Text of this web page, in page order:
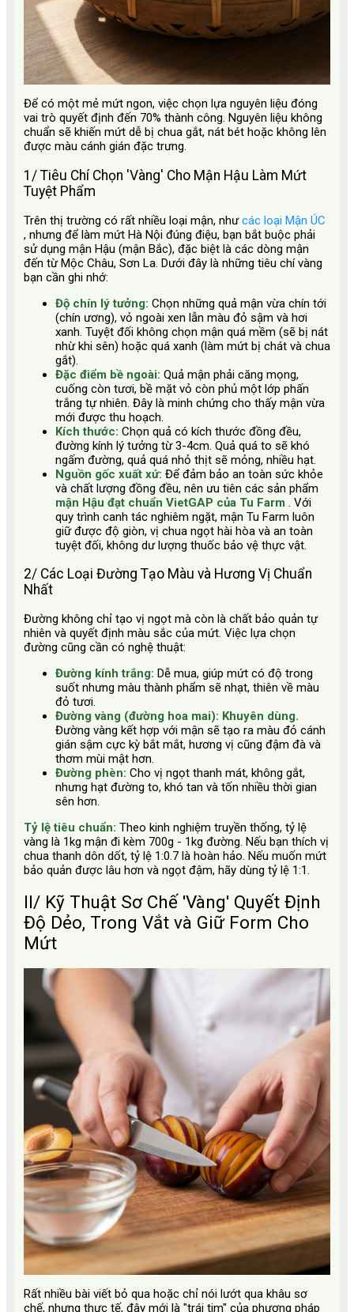
Để có một mẻ mứt ngon, việc chọn lựa nguyên liệu đóng
vai trò quyết định đến 70% thành công. Nguyên liệu không
chuẩn sẽ khiến mứt dễ bị chua gắt, nát bét hoặc không lên
được màu cánh gián đặc trưng.
1/ Tiêu Chí Chọn 'Vàng' Cho Mận Hậu Làm Mứt
Tuyệt Phẩm
Trên thị trường có rất nhiều loại mận, nhưcác loại Mận ÚC
, nhưng để làm mứt Hà Nội đúng điệu, bạn bắt buộc phải
sử dụng mận Hậu (mận Bắc), đặc biệt là các dòng mận
đến từ Mộc Châu, Sơn La. Dưới đây là những tiêu chí vàng
bạn cần ghi nhớ:
Độ chín lý tưởng: Chọn những quả mận vừa chín tới
(chín ương), vỏ ngoài xen lẫn màu đỏ sậm và hơi
xanh. Tuyệt đối không chọn mận quá mềm (sẽ bị nát
nhừ khi sên) hoặc quá xanh (làm mứt bị chát và chua
gắt).
Đặc điểm bề ngoài: Quả mận phải căng mọng,
cuống còn tươi, bề mặt vỏ còn phủ một lớp phấn
trắng tự nhiên. Đây là minh chứng cho thấy mận vừa
mới được thu hoạch.
Kích thước: Chọn quả có kích thước đồng đều,
đường kính lý tưởng từ 3-4cm. Quả quá to sẽ khó
ngấm đường, quả quá nhỏ thịt sẽ mỏng, nhiều hạt.
Nguồn gốc xuất xứ: Để đảm bảo an toàn sức khỏe
và chất lượng đồng đều, nên ưu tiên các sản phẩm
mận Hậu đạt chuẩn VietGAP của Tu Farm
. Với
quy trình canh tác nghiêm ngặt, mận Tu Farm luôn
giữ được độ giòn, vị chua ngọt hài hòa và an toàn
tuyệt đối, không dư lượng thuốc bảo vệ thực vật.
2/ Các Loại Đường Tạo Màu và Hương Vị Chuẩn
Nhất
Đường không chỉ tạo vị ngọt mà còn là chất bảo quản tự
nhiên và quyết định màu sắc của mứt. Việc lựa chọn
đường cũng cần có nghệ thuật:
Đường kính trắng: Dễ mua, giúp mứt có độ trong
suốt nhưng màu thành phẩm sẽ nhạt, thiên về màu
đỏ tươi.
Đường vàng (đường hoa mai): Khuyên dùng.
Đường vàng kết hợp với mận sẽ tạo ra màu đỏ cánh
gián sậm cực kỳ bắt mắt, hương vị cũng đậm đà và
thơm mùi mật hơn.
Đường phèn: Cho vị ngọt thanh mát, không gắt,
nhưng hạt đường to, khó tan và tốn nhiều thời gian
sên hơn.
Tỷ lệ tiêu chuẩn: Theo kinh nghiệm truyền thống, tỷ lệ
vàng là 1kg mận đi kèm 700g - 1kg đường. Nếu bạn thích vị
chua thanh dôn dốt, tỷ lệ 1:0.7 là hoàn hảo. Nếu muốn mứt
bảo quản được lâu hơn và ngọt đậm, hãy dùng tỷ lệ 1:1.
II/ Kỹ Thuật Sơ Chế 'Vàng' Quyết Định
Độ Dẻo, Trong Vắt và Giữ Form Cho
Mứt
Rất nhiều bài viết bỏ qua hoặc chỉ nói lướt qua khâu sơ
chế, nhưng thực tế, đây mới là "trái tim" của phương pháp